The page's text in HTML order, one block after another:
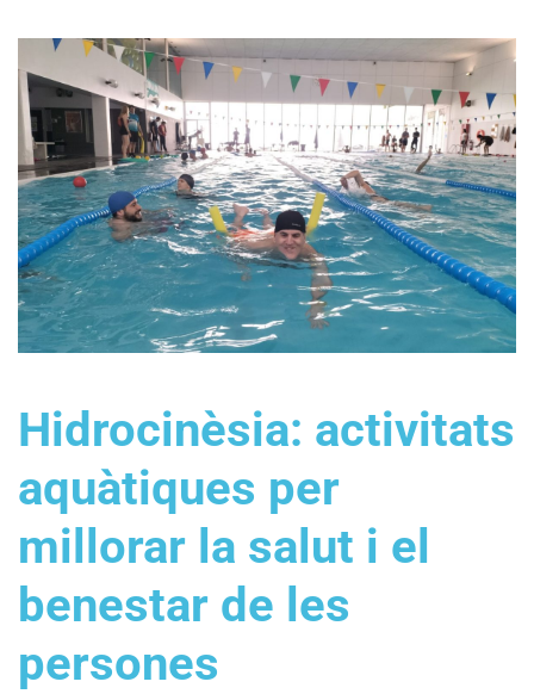
Hidrocinèsia: activitats
aquàtiques per
millorar la salut i el
benestar de les
persones